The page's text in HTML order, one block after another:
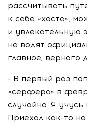
рассчитывать
к себе «хоста»,
и увлекательную
не водят
главное, верного
- В первый раз
«серфера» в
случайно. Я
Приехал как-то